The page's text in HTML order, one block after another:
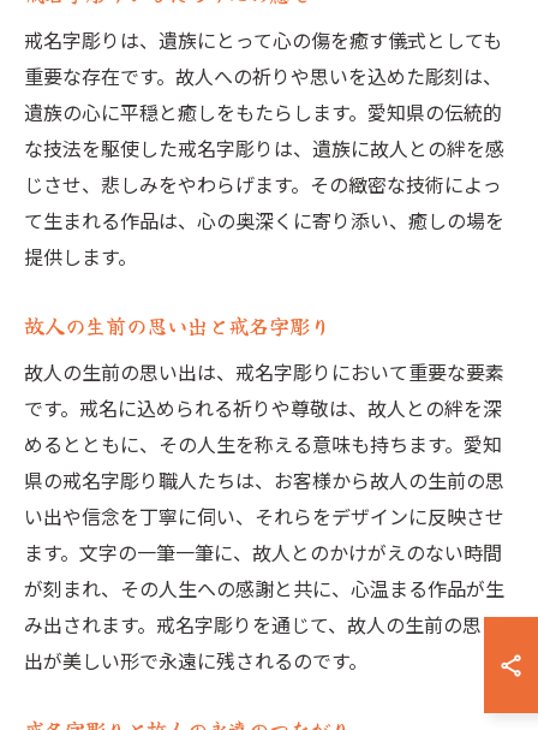
戒名字彫りは、遺族にとって心の傷を癒す儀式としても
重要な存在です。故人への祈りや思いを込めた彫刻は、
遺族の心に平穏と癒しをもたらします。愛知県の伝統的
な技法を駆使した戒名字彫りは、遺族に故人との絆を感
じさせ、悲しみをやわらげます。その緻密な技術によっ
て生まれる作品は、心の奥深くに寄り添い、癒しの場を
提供します。
故人の生前の思い出と戒名字彫り
故人の生前の思い出は、戒名字彫りにおいて重要な要素
です。戒名に込められる祈りや尊敬は、故人との絆を深
めるとともに、その人生を称える意味も持ちます。愛知
県の戒名字彫り職人たちは、お客様から故人の生前の思
い出や信念を丁寧に伺い、それらをデザインに反映させ
ます。文字の一筆一筆に、故人とのかけがえのない時間
が刻まれ、その人生への感謝と共に、心温まる作品が生
み出されます。戒名字彫りを通じて、故人の生前の思い
出が美しい形で永遠に残されるのです。